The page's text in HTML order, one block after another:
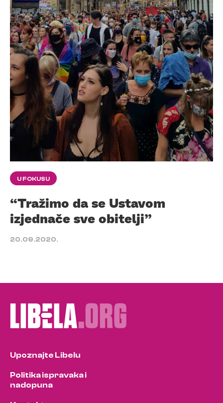
U FOKUSU
“Tražimo da se Ustavom
izjednače sve obitelji”
20.09.2020.
Upoznajte Libelu
Politika ispravaka i
nadopuna